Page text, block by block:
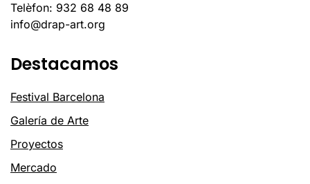
Telèfon: 932 68 48 89
info@drap-art.org
Destacamos
Festival Barcelona
Galería de Arte
Proyectos
Mercado